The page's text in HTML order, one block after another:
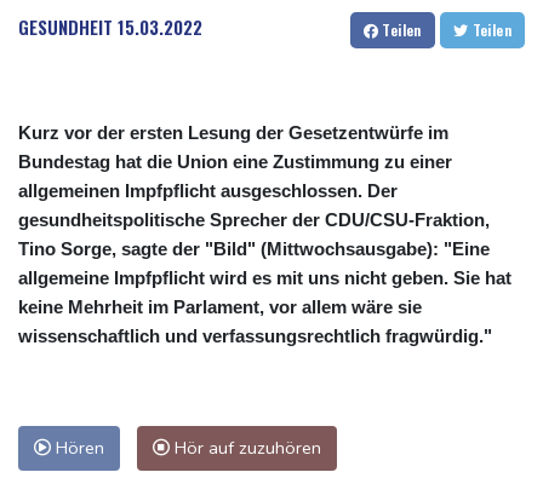
GESUNDHEIT 15.03.2022 Teilen Teilen
Kurz vor der ersten Lesung der Gesetzentwürfe im
Bundestag hat die Union eine Zustimmung zu einer
allgemeinen Impfpflicht ausgeschlossen. Der
gesundheitspolitische Sprecher der CDU/CSU-Fraktion,
Tino Sorge, sagte der "Bild" (Mittwochsausgabe): "Eine
allgemeine Impfpflicht wird es mit uns nicht geben. Sie hat
keine Mehrheit im Parlament, vor allem wäre sie
wissenschaftlich und verfassungsrechtlich fragwürdig."
Hören Hör auf zuzuhören